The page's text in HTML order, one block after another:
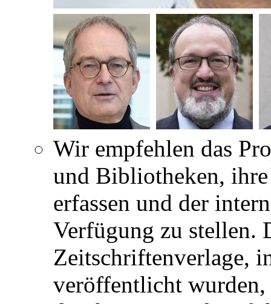
Wir empfehlen das
und Bibliotheken,
erfassen und der
Verfügung zu stellen.
Zeitschriftenverlage,
veröffentlicht